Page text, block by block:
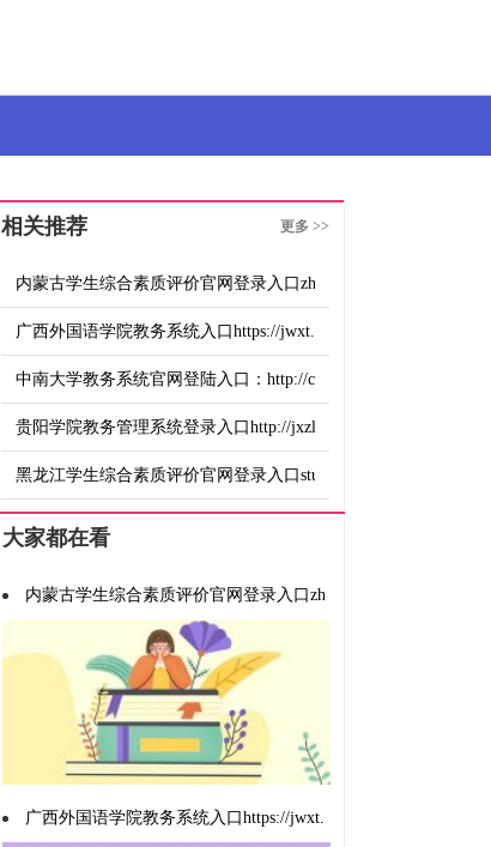
相关推荐 更多 >>
内蒙古学生综合素质评价官网登录入口zhsz.nmgov.edu.cn
广西外国语学院教务系统入口https://jwxt.gxufl.com
中南大学教务系统官网登陆入口：http://csujwc.its.csu.edu.cn/
贵阳学院教务管理系统登录入口http://jxzl.gyu.edu.cn/
黑龙江学生综合素质评价官网登录入口student.szpj.hljedu.gov.cn
大家都在看
内蒙古学生综合素质评价官网登录入口zhsz.nmgov.edu.cn
广西外国语学院教务系统入口https://jwxt.gxufl.com